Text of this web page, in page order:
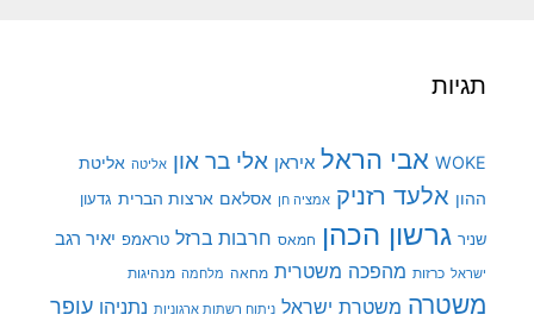
תגיות
WOKE אבי הראל איראן אלי בר און אליטה אליטת
ההון אלעד רזניק אמציה חן אסלאם ארצות הברית גדעון
שניר גרשון הכהן חמאס חרבות ברזל טראמפ יאיר רגב
ישראל כרזות מהפכה משטרית מחאה מלחמה מנהיגות
משטרה משטרת ישראל ניתוח רשתות ארגוניות נתניהו עופר